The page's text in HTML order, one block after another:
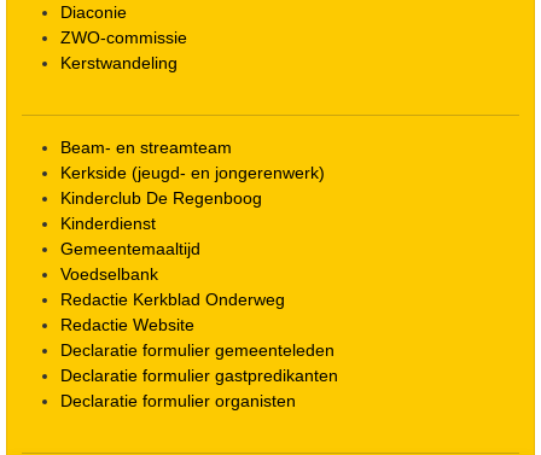
Diaconie
ZWO-commissie
Kerstwandeling
Beam- en streamteam
Kerkside (jeugd- en jongerenwerk)
Kinderclub De Regenboog
Kinderdienst
Gemeentemaaltijd
Voedselbank
Redactie Kerkblad Onderweg
Redactie Website
Declaratie formulier gemeenteleden
Declaratie formulier gastpredikanten
Declaratie formulier organisten